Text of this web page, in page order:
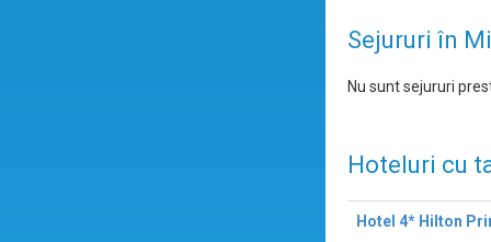
Sejururi în
Nu sunt sejururi
Hoteluri cu
Hotel 4* Hilton